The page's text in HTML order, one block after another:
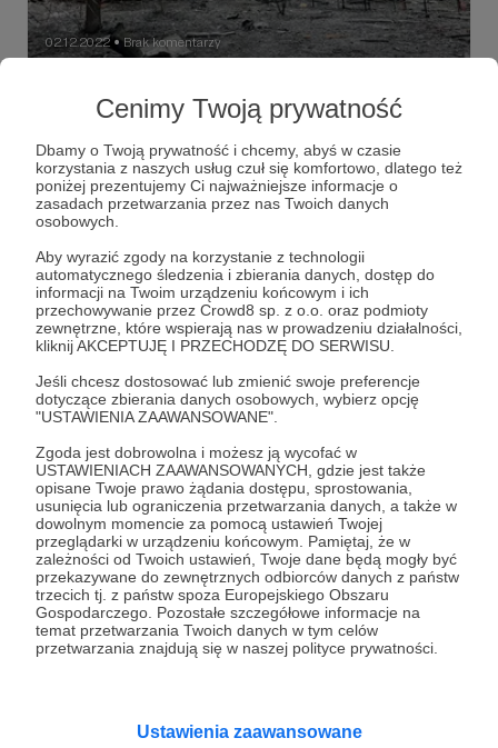
Cenimy Twoją prywatność
Dbamy o Twoją prywatność i chcemy, abyś w czasie
korzystania z naszych usług czuł się komfortowo, dlatego też
poniżej prezentujemy Ci najważniejsze informacje o
zasadach przetwarzania przez nas Twoich danych
osobowych.
Aby wyrazić zgody na korzystanie z technologii
automatycznego śledzenia i zbierania danych, dostęp do
informacji na Twoim urządzeniu końcowym i ich
przechowywanie przez Crowd8 sp. z o.o. oraz podmioty
zewnętrzne, które wspierają nas w prowadzeniu działalności,
kliknij AKCEPTUJĘ I PRZECHODZĘ DO SERWISU.
Jeśli chcesz dostosować lub zmienić swoje preferencje
dotyczące zbierania danych osobowych, wybierz opcję
"USTAWIENIA ZAAWANSOWANE".
Zgoda jest dobrowolna i możesz ją wycofać w
USTAWIENIACH ZAAWANSOWANYCH, gdzie jest także
opisane Twoje prawo żądania dostępu, sprostowania,
usunięcia lub ograniczenia przetwarzania danych, a także w
dowolnym momencie za pomocą ustawień Twojej
przeglądarki w urządzeniu końcowym. Pamiętaj, że w
zależności od Twoich ustawień, Twoje dane będą mogły być
przekazywane do zewnętrznych odbiorców danych z państw
trzecich tj. z państw spoza Europejskiego Obszaru
Gospodarczego. Pozostałe szczegółowe informacje na
temat przetwarzania Twoich danych w tym celów
przetwarzania znajdują się w naszej polityce prywatności.
Ustawienia zaawansowane
02.12.2022 ● Brak komentarzy
(Bez)powrotni
Informacja o 10-13 tysiącach zabitych ukraińskich
Ursula von der Leyen wołodymyr zełenski
Mychajło Podolak +4
Dołącz do grona Patronów!
Wesprzyj działalność AutoraMarcin Ogdowskijuż
teraz!
Zostań Patronem